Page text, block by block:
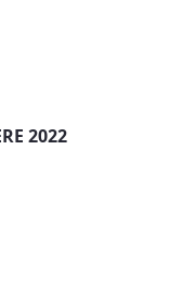
2022